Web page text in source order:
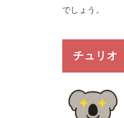
でしょう。
チュリオ